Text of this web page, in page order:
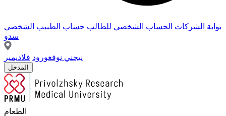
بوابة الشركات الحساب الشخصي للطالب حساب الطبيب الشخصي
سدو
نيجني نوفغورود فلاديمير
المدخل
الطعام